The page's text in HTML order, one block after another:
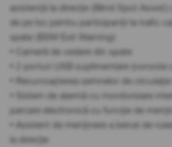
asistență la direcție (Blind Spot Assist)
de pe loc pentru participanții la trafic
spate (BSM Exit Warning)
• Cameră de vedere din spate
• 2 porturi USB suplimentare (consola
• Recunoașterea semnelor de circulație
• Sistem de alarmă cu monitorizare
parcare electronică cu funcție de
• Asistent de menținere a benzii de
la direcție